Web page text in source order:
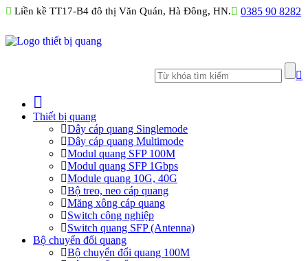
Liền kề TT17-B4 đô thị Văn Quán, Hà Đông, HN. 0385 90 8282
Thiết bị quang
Dây cáp quang Singlemode
Dây cáp quang Multimode
Modul quang SFP 100M
Modul quang SFP 1Gbps
Module quang 10G, 40G
Bộ treo, neo cáp quang
Măng xông cáp quang
Switch công nghiệp
Switch quang SFP (Antenna)
Bộ chuyển đổi quang
Bộ chuyển đổi quang 100M